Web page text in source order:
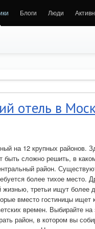
Блоги Люди
отель в
на 12 крупных районов.
быть сложно решить, в
район.
более тихое место.
жизнью, третьи ищут
вместо гостиницы ищет
времен. Выбирайте
район, в котором вы